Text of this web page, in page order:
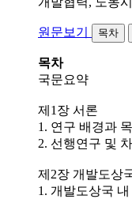
원문보기 목차
목차
국문요약
제1장 서론
1. 연구 배경과
2. 선행연구 및
제2장 개발도상
1. 개발도상국